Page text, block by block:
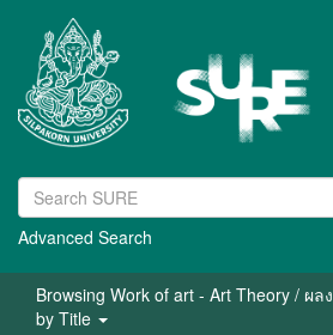
Advanced Search
Browsing Work of art - Art Theory / ผ
by Title